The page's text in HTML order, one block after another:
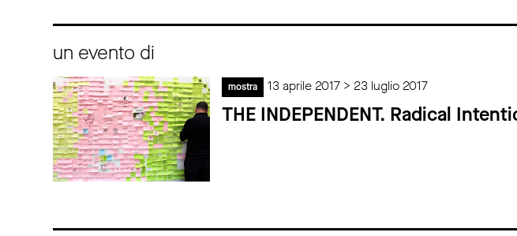
un evento di
mostra 13 aprile 2017 > 23 luglio 2017
THE INDEPENDENT. Radical